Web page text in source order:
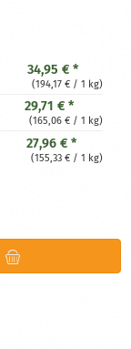
34,95 € *
(194,17 € / 1 kg)
29,71 € *
(165,06 € / 1 kg)
27,96 € *
(155,33 € / 1 kg)